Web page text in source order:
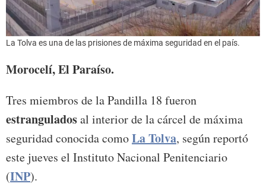
La Tolva es una de las prisiones de máxima seguridad en el país.
Morocelí, El Paraíso.
Tres miembros de la Pandilla 18 fueron
estranguladosal interior de la cárcel de máxima
seguridad conocida comoLa Tolva, según reportó
este jueves el Instituto Nacional Penitenciario
(INP).